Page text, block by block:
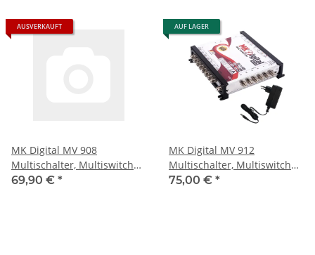
AUSVERKAUFT
MK Digital MV 908
Multischalter, Multiswitch
SAT Verteiler 9 auf 8
69,90 € *
AUF LAGER
MK Digital MV 912
Multischalter, Multiswitch
SAT Verteiler 9 auf 12
75,00 € *